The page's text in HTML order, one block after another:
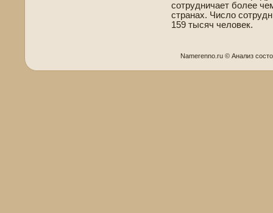
сотрудничает более
странах. Число
159 тысяч челове­к.
Namerenno.ru © Анализ